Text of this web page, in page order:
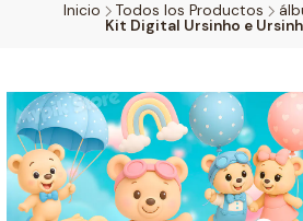
Inicio Todos los Productos
Kit Digital Ursinho e